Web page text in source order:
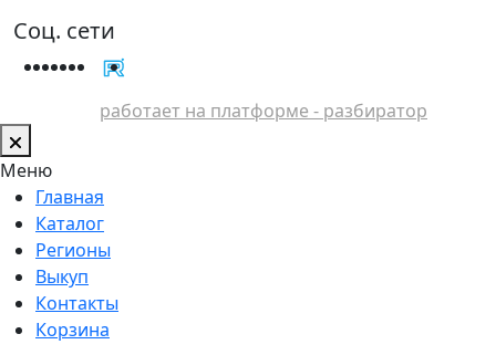
Соц. сети
работает на платформе - разбиратор
Меню
Главная
Каталог
Регионы
Выкуп
Контакты
Корзина